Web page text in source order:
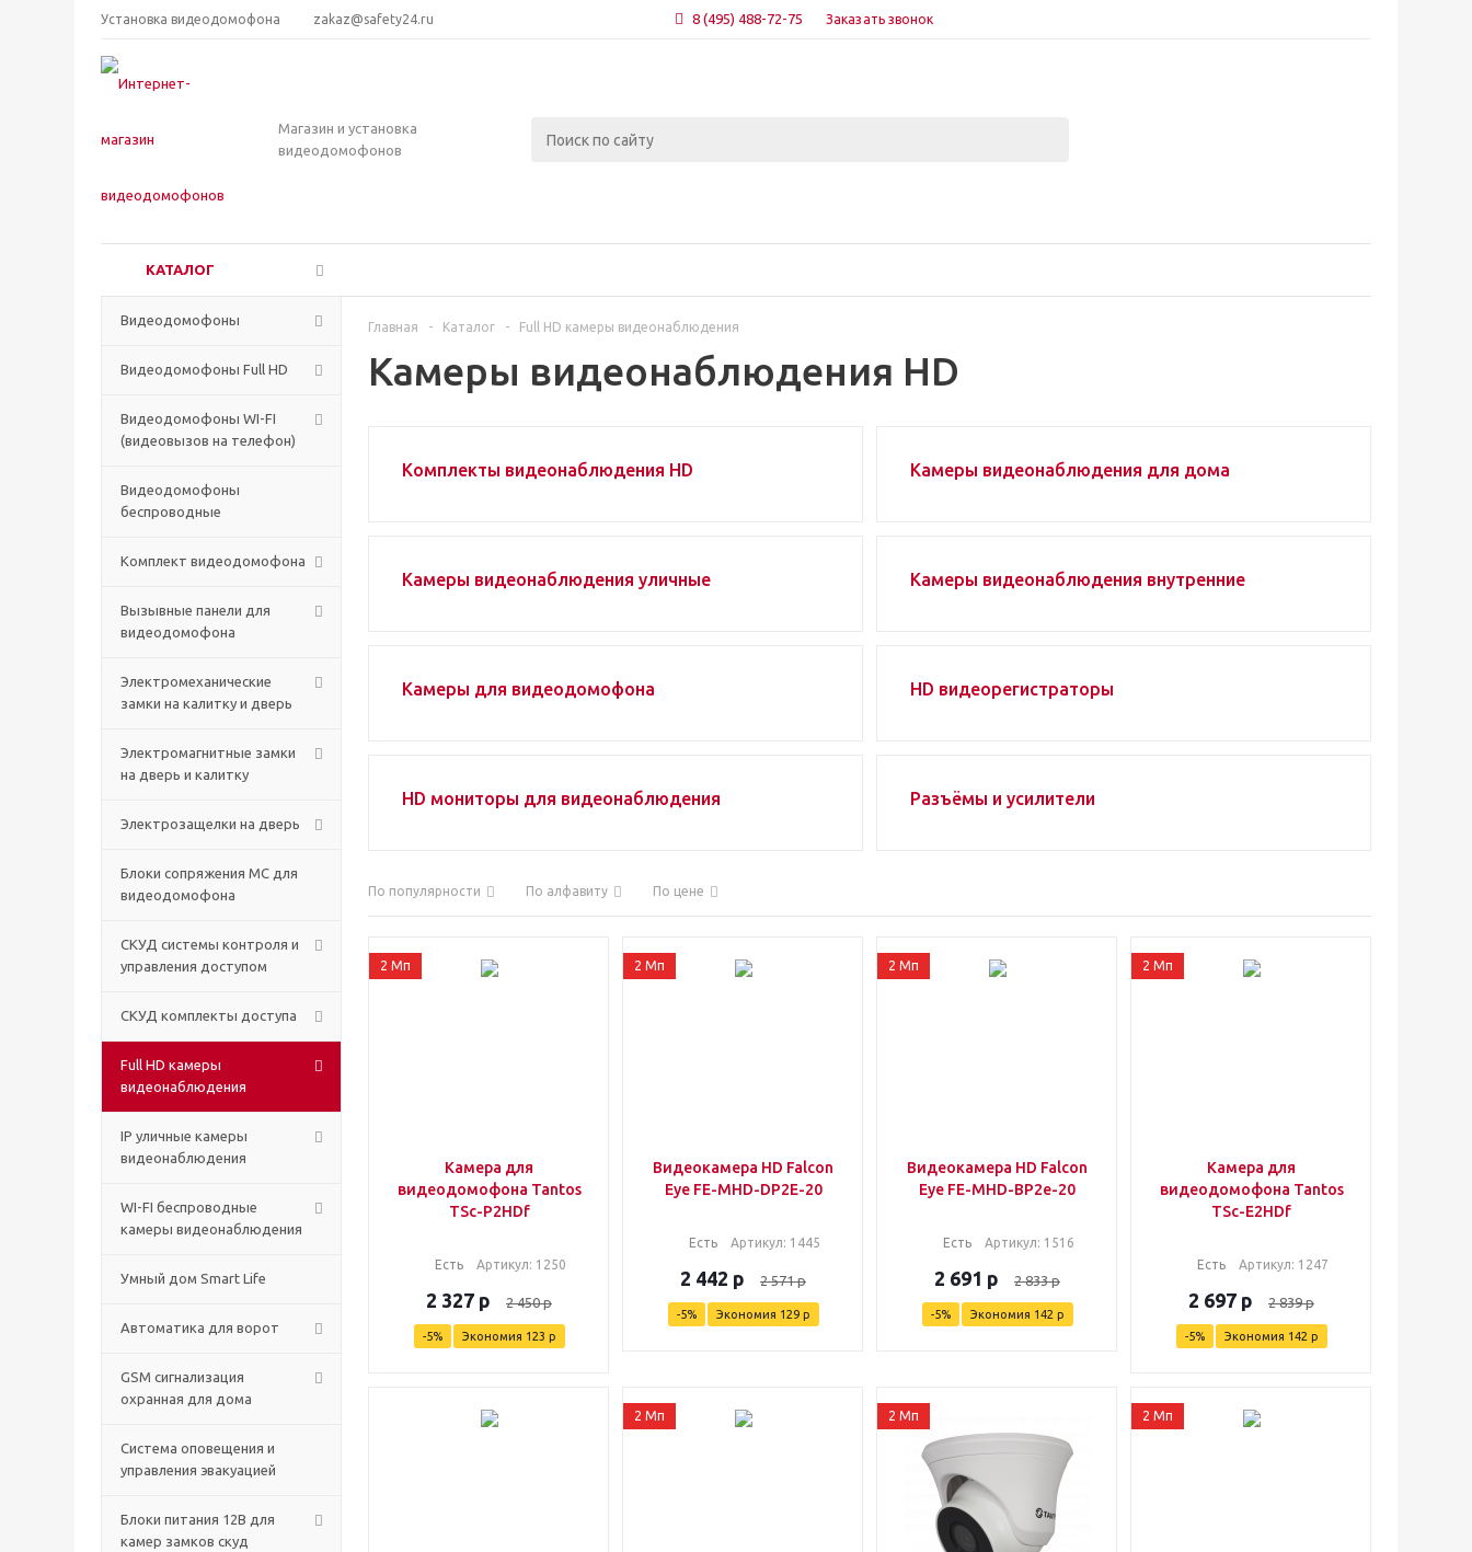
Установка видеодомофона zakaz@safety24.ru 8 (495) 488-72-75 Заказать звонок
Магазин и установка
видеодомофонов
КАТАЛОГ
Видеодомофоны
Видеодомофоны Full HD
Видеодомофоны WI-FI
(видеовызов на телефон)
Видеодомофоны
беспроводные
Комплект видеодомофона
Вызывные панели для
видеодомофона
Электромеханические
замки на калитку и дверь
Электромагнитные замки
на дверь и калитку
Электрозащелки на дверь
Блоки сопряжения МС для
видеодомофона
СКУД системы контроля и
управления доступом
СКУД комплекты доступа
Full HD камеры
видеонаблюдения
IP уличные камеры
видеонаблюдения
WI-FI беспроводные
камеры видеонаблюдения
Умный дом Smart Life
Автоматика для ворот
GSM сигнализация
охранная для дома
Cистема оповещения и
управления эвакуацией
Блоки питания 12В для
камер замков скуд
Главная - Каталог - Full HD камеры видеонаблюдения
Камеры видеонаблюдения HD
Комплекты видеонаблюдения HD Камеры видеонаблюдения для дома
Камеры видеонаблюдения уличные Камеры видеонаблюдения внутренние
Камеры для видеодомофона HD видеорегистраторы
HD мониторы для видеонаблюдения Разъёмы и усилители
По популярности По алфавиту По цене
2 Мп
Камера для
видеодомофона Tantos
TSc-P2HDf
Есть Артикул: 1250
2 327 р 2 450р
-5% Экономия 123 р
2 Мп
Видеокамера HD Falcon
Eye FE-MHD-DP2E-20
Есть Артикул: 1445
2 442 р 2 571р
-5% Экономия 129р
2 Мп
Видеокамера HD Falcon
Eye FE-MHD-BP2e-20
Есть Артикул: 1516
2 691 р 2 833р
-5% Экономия 142 р
2 Мп
Камера для
видеодомофона Tantos
TSc-E2HDf
Есть Артикул: 1247
2 697 р 2 839р
-5% Экономия 142 р
2 Мп 2 Мп 2 Мп